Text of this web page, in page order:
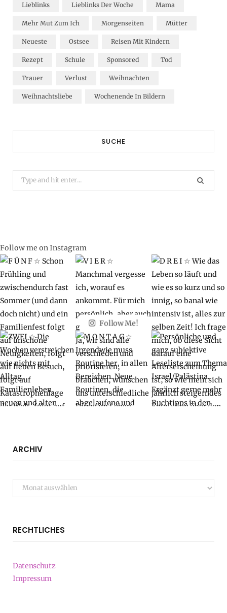
Lieblinks Lieblinks Der Woche Mama
Mehr Mut Zum Ich Morgenseiten Mütter
Neueste Ostsee Reisen Mit Kindern
Rezept Schule Sponsored Tod
Trauer Verlust Weihnachten
Weihnachtsliebe Wochenende In Bildern
SUCHE
Search
for:
Follow me on Instagram
Follow Me!
ARCHIV
Archiv
RECHTLICHES
Datenschutz
Impressum